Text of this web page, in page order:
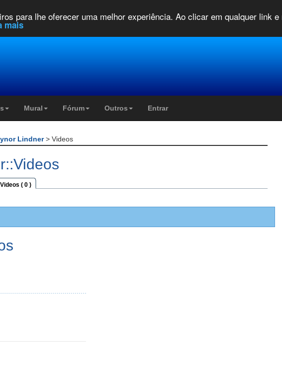
para lhe oferecer uma melhor experiência. Ao clicar em qualquer link
mais
Mural Fórum Outros Entrar
Lindner> Videos
Videos ( 0 )